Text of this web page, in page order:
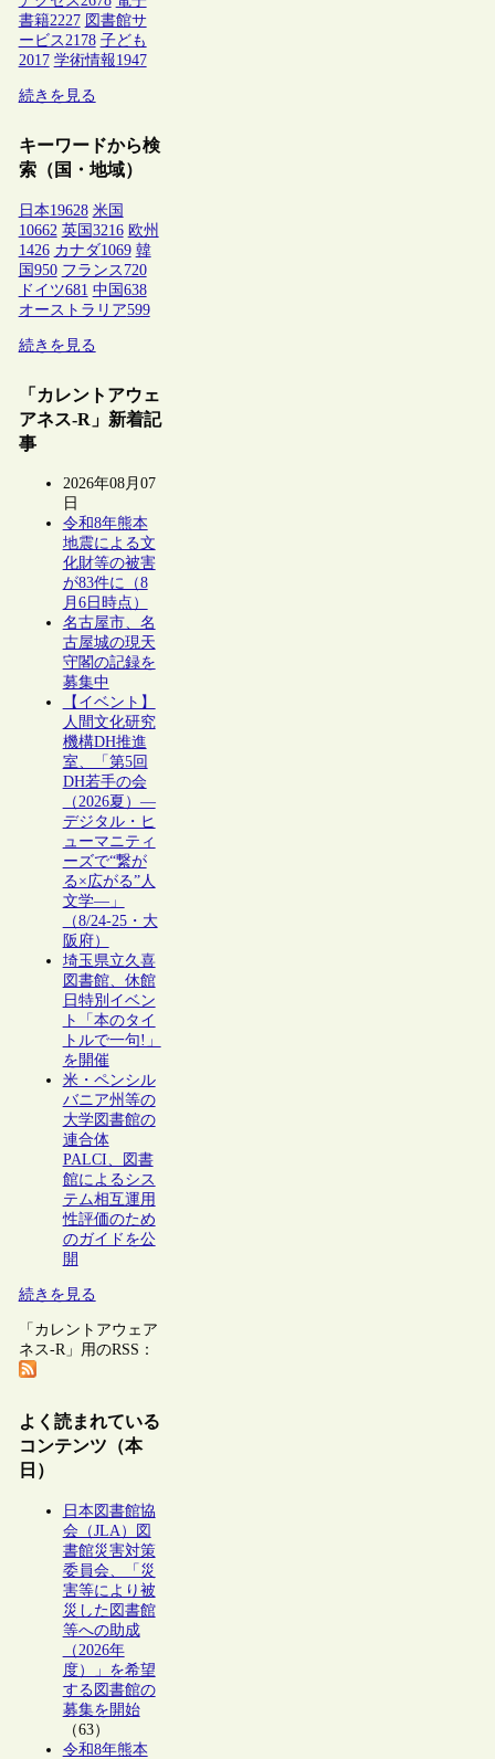
書籍2227 図書館サ
ービス2178 子ども
2017 学術情報1947
続きを見る
キーワードから検
索（国・地域）
日本19628 米国
10662 英国3216 欧州
1426 カナダ1069 韓
国950 フランス 720
ドイツ681 中国638
オーストラリア599
続きを見る
「カレントアウェ
アネス-R」新着記
事
2026年08月07
日
令和8年熊本
地震による文
化財等の被害
が83件に（8
月6日時点）
名古屋市、名
古屋城の現天
守閣の記録を
募集中
【イベント】
人間文化研究
機構DH推進
室、「第5回
DH若手の会
（2026夏）―
デジタル・ヒ
ューマニティ
ーズで“繋が
る×広がる”人
文学―」
（8/24-25・大
阪府）
埼玉県立久喜
図書館、休館
日特別イベン
ト「本のタイ
トルで一句!」
を開催
米・ペンシル
バニア州等の
大学図書館の
連合体
PALCI、図書
館によるシス
テム相互運用
性評価のため
のガイドを公
開
続きを見る
「カレントアウェア
ネス-R」用のRSS：
よく読まれている
コンテンツ（本
日）
日本図書館協
会（JLA）図
書館災害対策
委員会、「災
害等により被
災した図書館
等への助成
（2026年
度）」を希望
する図書館の
募集を開始
（63）
令和8年熊本